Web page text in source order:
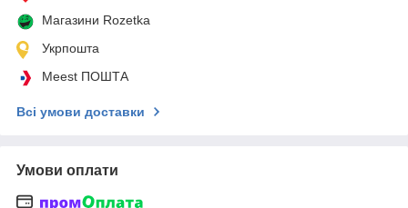
Магазини Rozetka
Укрпошта
Meest ПОШТА
Всі умови доставки
Умови оплати